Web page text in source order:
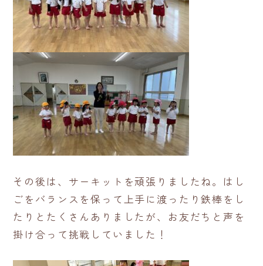
その後は、サーキットを頑張りましたね。はし
ごをバランスを保って上手に渡ったり鉄棒をし
たりとたくさんありましたが、お友だちと声を
掛け合って挑戦していました！